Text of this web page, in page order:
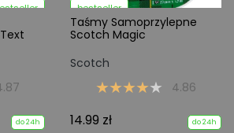
do 24h
bestseller
Taśmy Samoprzylepne
Scotch Magic
Scotch
4.86
14.99 zł do 24h